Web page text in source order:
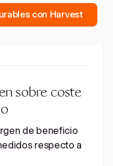
con Harvest
sobre coste
de beneficio
respecto a